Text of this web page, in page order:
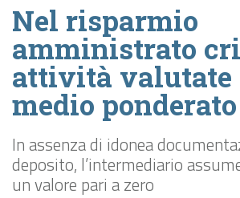
Nel risparmio
amministrato
attività valutate
medio ponderato
In assenza di idonea
deposito, l’intermediario
un valore pari a zero